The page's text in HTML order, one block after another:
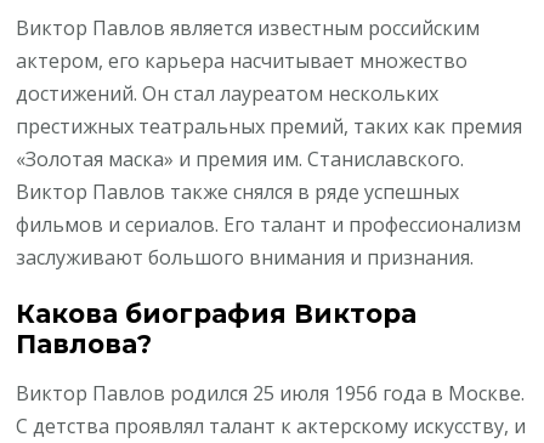
Виктор Павлов является известным российским
актером, его карьера насчитывает множество
достижений. Он стал лауреатом нескольких
престижных театральных премий, таких как премия
«Золотая маска» и премия им. Станиславского.
Виктор Павлов также снялся в ряде успешных
фильмов и сериалов. Его талант и профессионализм
заслуживают большого внимания и признания.
Какова биография Виктора
Павлова?
Виктор Павлов родился 25 июля 1956 года в Москве.
С детства проявлял талант к актерскому искусству, и